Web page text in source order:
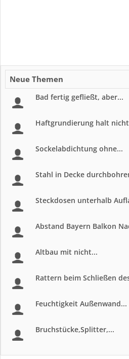
Neue Themen
Bad fertig gefließt, aber...
Haftgrundierung halt
Sockelabdichtung ohne...
Stahl in Decke
Steckdosen unterhalb
Abstand Bayern Balkon
Altbau mit nicht...
Rattern beim Schließen
Feuchtigkeit Außenwand...
Bruchstücke,Splitter,...